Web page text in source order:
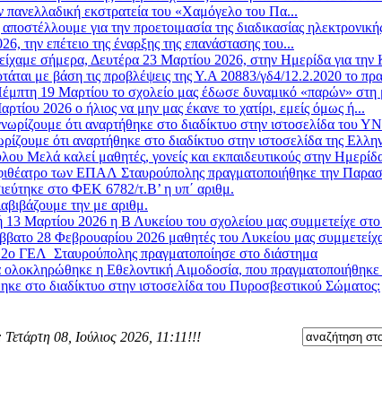
εκστρατεία του «Χαμόγελο του Πα...
για την προετοιμασία της διαδικασίας
την επέτειο της έναρξης της επανάστασης του...
σήμερα, Δευτέρα 23 Μαρτίου 2026, στην Ημερίδα για την
με βάση τις προβλέψεις της Υ.Α 20883/γδ4/12.2.2020 το
19 Μαρτίου το σχολείο μας έδωσε δυναμικό «παρών» στη
2026 ο ήλιος να μην μας έκανε το χατίρι, εμείς όμως ή...
ότι αναρτήθηκε στο διαδίκτυο στην ιστοσελίδα του
ότι αναρτήθηκε στο διαδίκτυο στην ιστοσελίδα της
Μελά καλεί μαθητές, γονείς και εκπαιδευτικούς στην
των ΕΠΑΛ Σταυρούπολης πραγματοποιήθηκε την
στο ΦΕΚ 6782/τ.Β’ η υπ΄ αριθμ.
την με αριθμ.
Μαρτίου 2026 η Β Λυκείου του σχολείου μας συμμετείχε
28 Φεβρουαρίου 2026 μαθητές του Λυκείου μας
ΓΕΛ Σταυρούπολης πραγματοποίησε στο διάστημα
ολοκληρώθηκε η Εθελοντική Αιμοδοσία, που πραγματοποιήθηκε
στο διαδίκτυο στην ιστοσελίδα του Πυροσβεστικού Σώματος:
Τετάρτη 08, Ιούλιος 2026, 11:11!!!